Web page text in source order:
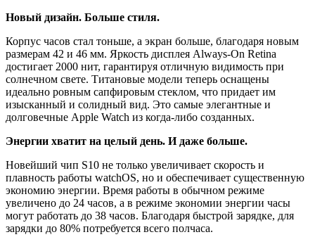
Новый дизайн. Больше стиля.
Корпус часов стал тоньше, а экран больше, благодаря новым
размерам 42 и 46 мм. Яркость дисплея Always-On Retina
достигает 2000 нит, гарантируя отличную видимость при
солнечном свете. Титановые модели теперь оснащены
идеально ровным сапфировым стеклом, что придает им
изысканный и солидный вид. Это самые элегантные и
долговечные Apple Watch из когда-либо созданных.
Энергии хватит на целый день. И даже больше.
Новейший чип S10 не только увеличивает скорость и
плавность работы watchOS, но и обеспечивает существенную
экономию энергии. Время работы в обычном режиме
увеличено до 24 часов, а в режиме экономии энергии часы
могут работать до 38 часов. Благодаря быстрой зарядке, для
зарядки до 80% потребуется всего полчаса.